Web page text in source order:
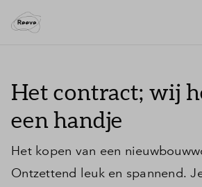
Het contract; wij
een handje
Het kopen van een
Ontzettend leuk en spannend.